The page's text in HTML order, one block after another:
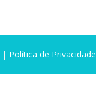
| Política de Privacidade